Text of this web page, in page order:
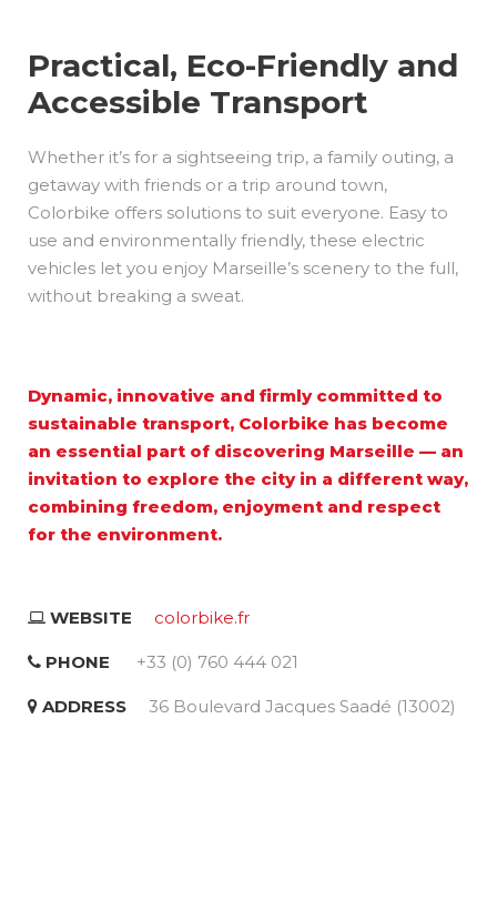
Practical, Eco-Friendly and
Accessible Transport
Whether it’s for a sightseeing trip, a family outing, a
getaway with friends or a trip around town,
Colorbike offers solutions to suit everyone. Easy to
use and environmentally friendly, these electric
vehicles let you enjoy Marseille’s scenery to the full,
without breaking a sweat.
Dynamic, innovative and firmly committed to
sustainable transport, Colorbike has become
an essential part of discovering Marseille — an
invitation to explore the city in a different way,
combining freedom, enjoyment and respect
for the environment.
WEBSITE colorbike.fr
PHONE +33 (0) 760 444 021
ADDRESS 36 Boulevard Jacques Saadé (13002)